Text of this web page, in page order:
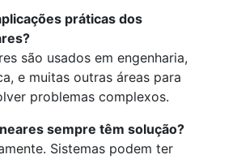
práticas dos
são usados em engenharia,
e muitas outras áreas para
problemas complexos.
sempre têm solução?
Sistemas podem ter